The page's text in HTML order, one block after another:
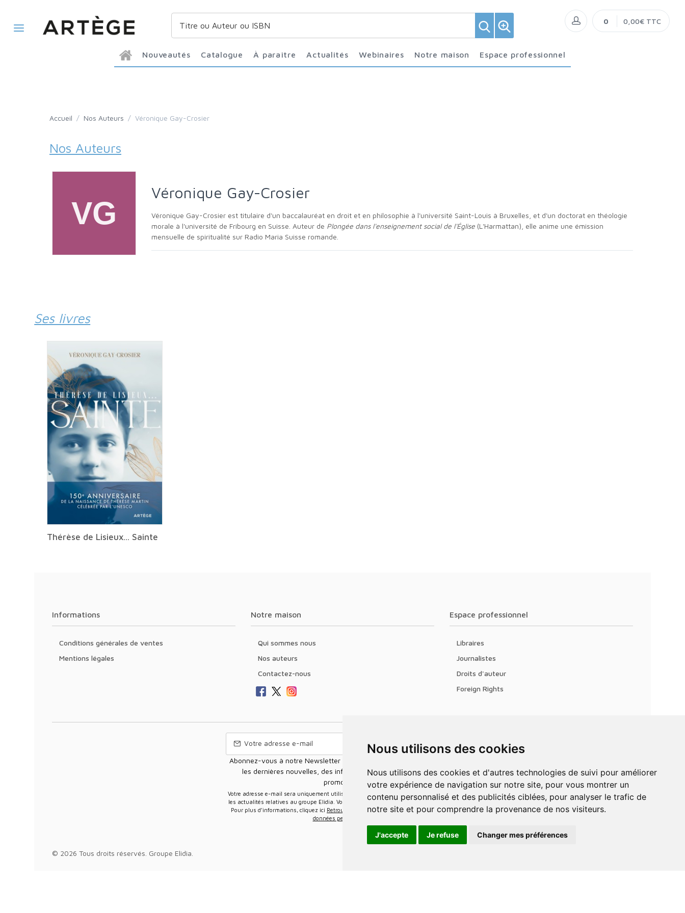
Nous utilisons des cookies
Nous utilisons des cookies et d'autres technologies de suivi pour améliorer
votre expérience de navigation sur notre site, pour vous montrer un
contenu personnalisé et des publicités ciblées, pour analyser le trafic de
notre site et pour comprendre la provenance de nos visiteurs.
J'accepte Je refuse Changer mes préférences
Nouveautés Catalogue À paraître Actualités Webinaires Notre maison Espace professionnel
0 0,00€ TTC
Accueil / Nos Auteurs / Véronique Gay-Crosier
Nos Auteurs
Véronique Gay-Crosier
Véronique Gay-Crosier est titulaire d'un baccalauréat en droit et en philosophie à l'université Saint-Louis à Bruxelles, et d'un doctorat en théologie
morale à l'université de Fribourg en Suisse. Auteur de Plongée dans l'enseignement social de l'Église (L'Harmattan), elle anime une émission
mensuelle de spiritualité sur Radio Maria Suisse romande.
Ses livres
Thérèse de Lisieux... Sainte
Informations
Conditions générales de ventes
Mentions légales
Notre maison
Qui sommes nous
Nos auteurs
Contactez-nous
Espace professionnel
Libraires
Journalistes
Droits d'auteur
Foreign Rights
Abonnez-vous à notre Newsletter pour recevoir nos nouvelles offres,
les dernières nouvelles, des informations sur les ventes et les
promotions.
Votre adresse e-mail sera uniquement utilisée pour vous envoyer des informations sur
les actualités relatives au groupe Elidia. Vous pouvez vous désinscrire à tout moment.
Pour plus d’informations, cliquez ici Retrouvez ici notre politique de protection de vos
données personnelles
© 2026 Tous droits réservés. Groupe Elidia